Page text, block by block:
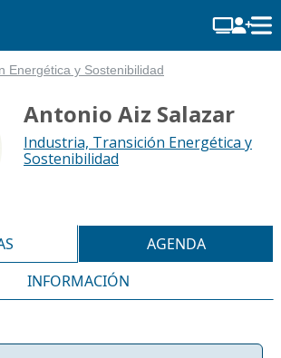
Energética y Sostenibilidad
Antonio Aiz Salazar
Industria, Transición Energética y
Sostenibilidad
AGENDA
INFORMACIÓN